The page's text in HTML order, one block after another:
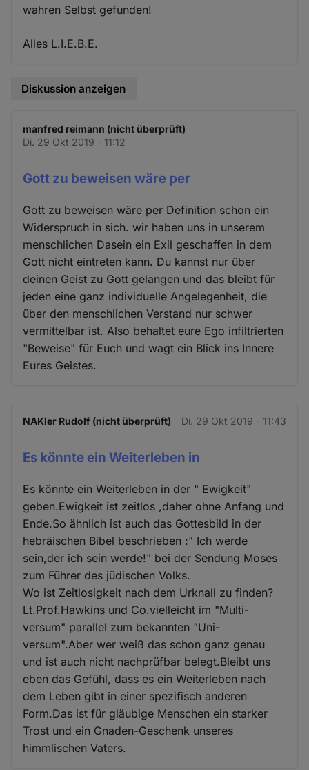
wahren Selbst gefunden!
Alles L.I.E.B.E.
Diskussion anzeigen
manfred reimann (nicht überprüft)
Di. 29 Okt 2019 - 11:12
Gott zu beweisen wäre per
Gott zu beweisen wäre per Definition schon ein
Widerspruch in sich. wir haben uns in unserem
menschlichen Dasein ein Exil geschaffen in dem
Gott nicht eintreten kann. Du kannst nur über
deinen Geist zu Gott gelangen und das bleibt für
jeden eine ganz individuelle Angelegenheit, die
über den menschlichen Verstand nur schwer
vermittelbar ist. Also behaltet eure Ego infiltrierten
"Beweise" für Euch und wagt ein Blick ins Innere
Eures Geistes.
NAKler Rudolf (nicht überprüft) Di. 29 Okt 2019 - 11:43
Es könnte ein Weiterleben in
Es könnte ein Weiterleben in der " Ewigkeit"
geben.Ewigkeit ist zeitlos ,daher ohne Anfang und
Ende.So ähnlich ist auch das Gottesbild in der
hebräischen Bibel beschrieben :" Ich werde
sein,der ich sein werde!" bei der Sendung Moses
zum Führer des jüdischen Volks.
Wo ist Zeitlosigkeit nach dem Urknall zu finden?
Lt.Prof.Hawkins und Co.vielleicht im "Multi-
versum" parallel zum bekannten "Uni-
versum".Aber wer weiß das schon ganz genau
und ist auch nicht nachprüfbar belegt.Bleibt uns
eben das Gefühl, dass es ein Weiterleben nach
dem Leben gibt in einer spezifisch anderen
Form.Das ist für gläubige Menschen ein starker
Trost und ein Gnaden-Geschenk unseres
himmlischen Vaters.